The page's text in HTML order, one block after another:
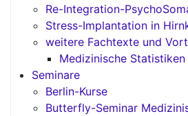
Re-Integration-
Stress-Implantation in
weitere Fachtexte und
Medizinische Statistiken
Seminare
Berlin-Kurse
Butterfly-Seminar